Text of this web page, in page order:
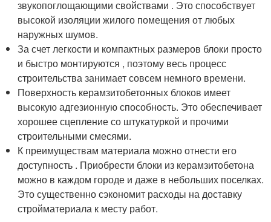
звукопоглощающими свойствами . Это способствует
высокой изоляции жилого помещения от любых
наружных шумов.
За счет легкости и компактных размеров блоки просто
и быстро монтируются , поэтому весь процесс
строительства занимает совсем немного времени.
Поверхность керамзитобетонных блоков имеет
высокую адгезионную способность. Это обеспечивает
хорошее сцепление со штукатуркой и прочими
строительными смесями.
К преимуществам материала можно отнести его
доступность . Приобрести блоки из керамзитобетона
можно в каждом городе и даже в небольших поселках.
Это существенно сэкономит расходы на доставку
стройматериала к месту работ.